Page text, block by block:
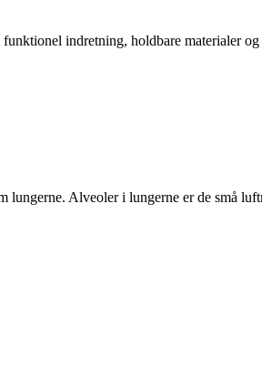
indretning, holdbare materialer
Alveoler i lungerne er de små